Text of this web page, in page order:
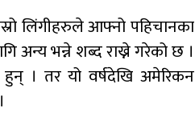
लिंगीहरुले आफ्नो पहिचानका
अन्य भन्ने शब्द राख्ने गरेको छ ।
हुन् । तर यो वर्षदेखि अमेरिकन